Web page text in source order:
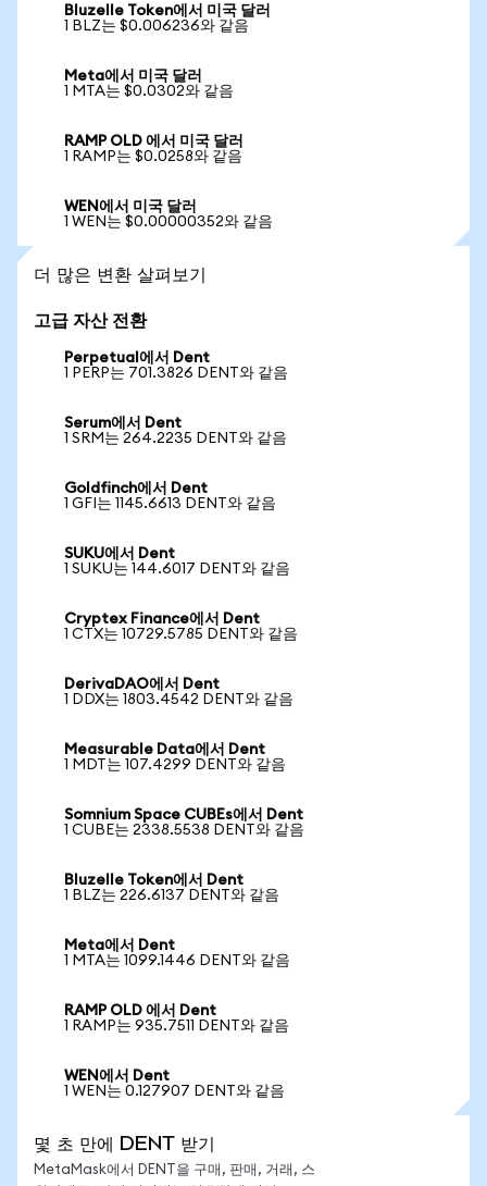
Bluzelle Token에서 미국 달러
1 BLZ는 $0.006236와 같음
Meta에서 미국 달러
1 MTA는 $0.0302와 같음
RAMP OLD 에서 미국 달러
1 RAMP는 $0.0258와 같음
WEN에서 미국 달러
1 WEN는 $0.00000352와 같음
더 많은 변환 살펴보기
고급 자산 전환
Perpetual에서 Dent
1 PERP는 701.3826 DENT와 같음
Serum에서 Dent
1 SRM는 264.2235 DENT와 같음
Goldfinch에서 Dent
1 GFI는 1145.6613 DENT와 같음
SUKU에서 Dent
1 SUKU는 144.6017 DENT와 같음
Cryptex Finance에서 Dent
1 CTX는 10729.5785 DENT와 같음
DerivaDAO에서 Dent
1 DDX는 1803.4542 DENT와 같음
Measurable Data에서 Dent
1 MDT는 107.4299 DENT와 같음
Somnium Space CUBEs에서 Dent
1 CUBE는 2338.5538 DENT와 같음
Bluzelle Token에서 Dent
1 BLZ는 226.6137 DENT와 같음
Meta에서 Dent
1 MTA는 1099.1446 DENT와 같음
RAMP OLD 에서 Dent
1 RAMP는 935.7511 DENT와 같음
WEN에서 Dent
1 WEN는 0.127907 DENT와 같음
몇 초 만에 DENT 받기
MetaMask에서 DENT을 구매, 판매, 거래, 스